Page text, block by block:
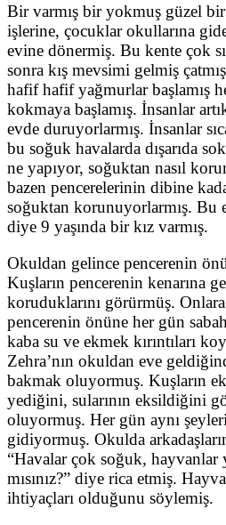
Bir varmış bir yokmuş güzel
işlerine, çocuklar okullarına
evine dönermiş. Bu kente çok
sonra kış mevsimi gelmiş
hafif hafif yağmurlar başlamış
kokmaya başlamış. İnsanlar
evde duruyorlarmış. İnsanlar
bu soğuk havalarda dışarıda
ne yapıyor, soğuktan nasıl
bazen pencerelerinin dibine
soğuktan korunuyorlarmış. Bu
diye 9 yaşında bir kız varmış.
Okuldan gelince pencerenin
Kuşların pencerenin kenarına
koruduklarını görürmüş.
pencerenin önüne her gün
kaba su ve ekmek kırıntıları
Zehra’nın okuldan eve
bakmak oluyormuş. Kuşların
yediğini, sularının eksildiğini
oluyormuş. Her gün aynı
gidiyormuş. Okulda
“Havalar çok soğuk, hayvanlar
mısınız?” diye rica etmiş.
ihtiyaçları olduğunu söylemiş.